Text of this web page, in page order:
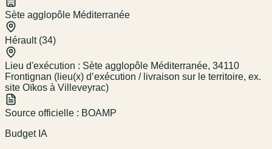
Sète agglopôle Méditerranée
Hérault (34)
Lieu d'exécution : Sète agglopôle Méditerranée, 34110
Frontignan (lieu(x) d’exécution / livraison sur le territoire, ex.
site Oïkos à Villeveyrac)
Source officielle : BOAMP
Budget IA